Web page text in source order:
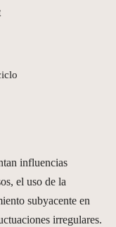
influencias
el uso de la
subyacente en
irregulares.